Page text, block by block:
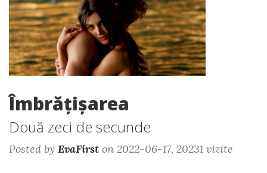
Îmbrățișarea
Două zeci de secunde
Posted by EvaFirst on 2022-06-17, 20231 vizite